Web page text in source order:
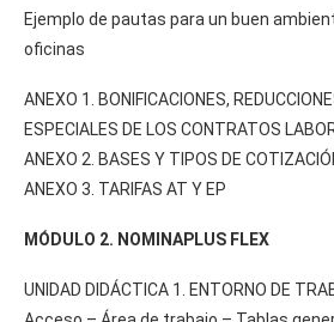
Ejemplo de pautas para un buen
oficinas
ANEXO 1. BONIFICACIONES,
ESPECIALES DE LOS CONTRATOS
ANEXO 2. BASES Y TIPOS DE
ANEXO 3. TARIFAS AT Y EP
MÓDULO 2. NOMINAPLUS FLEX
UNIDAD DIDÁCTICA 1. ENTORNO DE